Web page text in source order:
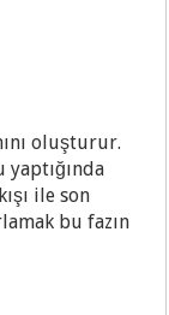
oluşturur.
yaptığında
ile son
bu fazın